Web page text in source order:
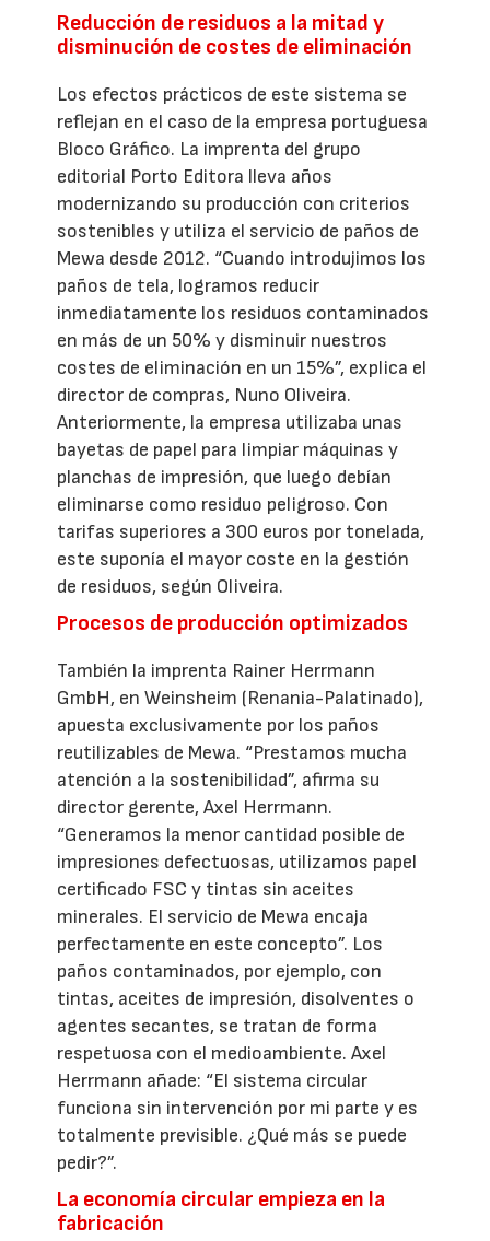
Reducción de residuos a la mitad y
disminución de costes de eliminación
Los efectos prácticos de este sistema se
reflejan en el caso de la empresa portuguesa
Bloco Gráfico. La imprenta del grupo
editorial Porto Editora lleva años
modernizando su producción con criterios
sostenibles y utiliza el servicio de paños de
Mewa desde 2012. “Cuando introdujimos los
paños de tela, logramos reducir
inmediatamente los residuos contaminados
en más de un 50% y disminuir nuestros
costes de eliminación en un 15%”, explica el
director de compras, Nuno Oliveira.
Anteriormente, la empresa utilizaba unas
bayetas de papel para limpiar máquinas y
planchas de impresión, que luego debían
eliminarse como residuo peligroso. Con
tarifas superiores a 300 euros por tonelada,
este suponía el mayor coste en la gestión
de residuos, según Oliveira.
Procesos de producción optimizados
También la imprenta Rainer Herrmann
GmbH, en Weinsheim (Renania-Palatinado),
apuesta exclusivamente por los paños
reutilizables de Mewa. “Prestamos mucha
atención a la sostenibilidad”, afirma su
director gerente, Axel Herrmann.
“Generamos la menor cantidad posible de
impresiones defectuosas, utilizamos papel
certificado FSC y tintas sin aceites
minerales. El servicio de Mewa encaja
perfectamente en este concepto”. Los
paños contaminados, por ejemplo, con
tintas, aceites de impresión, disolventes o
agentes secantes, se tratan de forma
respetuosa con el medioambiente. Axel
Herrmann añade: “El sistema circular
funciona sin intervención por mi parte y es
totalmente previsible. ¿Qué más se puede
pedir?”.
La economía circular empieza en la
fabricación